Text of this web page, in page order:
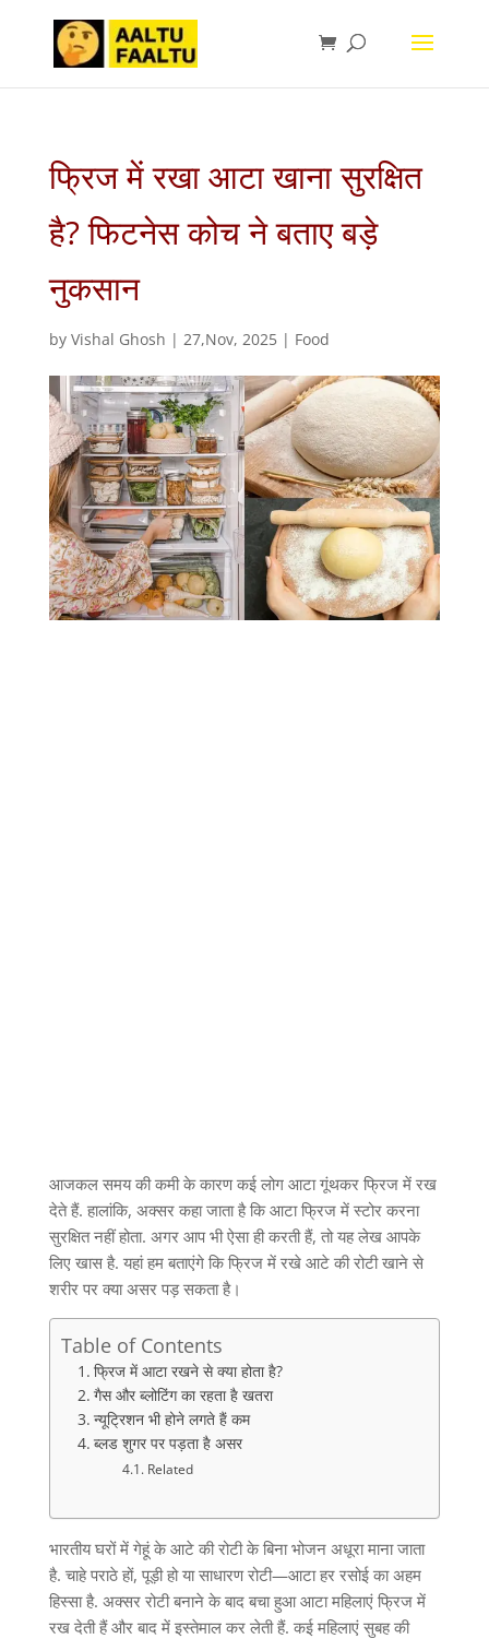
फ्रिज में रखा आटा खाना सुरक्षित
है? फिटनेस कोच ने बताए बड़े
नुकसान
by Vishal Ghosh | 27,Nov, 2025| Food
आजकल समय की कमी के कारण कई लोग आटा गूंथकर फ्रिज में रख
देते हैं. हालांकि, अक्सर कहा जाता है कि आटा फ्रिज में स्टोर करना
सुरक्षित नहीं होता. अगर आप भी ऐसा ही करती हैं, तो यह लेख आपके
लिए खास है. यहां हम बताएंगे कि फ्रिज में रखे आटे की रोटी खाने से
शरीर पर क्या असर पड़ सकता है।
Table of Contents
फ्रिज में आटा रखने से क्या होता है?
गैस और ब्लोटिंग का रहता है खतरा
न्यूट्रिशन भी होने लगते हैं कम
ब्लड शुगर पर पड़ता है असर
Related
भारतीय घरों में गेहूं के आटे की रोटी के बिना भोजन अधूरा माना जाता
है. चाहे पराठे हों, पूड़ी हो या साधारण रोटी—आटा हर रसोई का अहम
हिस्सा है. अक्सर रोटी बनाने के बाद बचा हुआ आटा महिलाएं फ्रिज में
रख देती हैं और बाद में इस्तेमाल कर लेती हैं. कई महिलाएं सुबह की